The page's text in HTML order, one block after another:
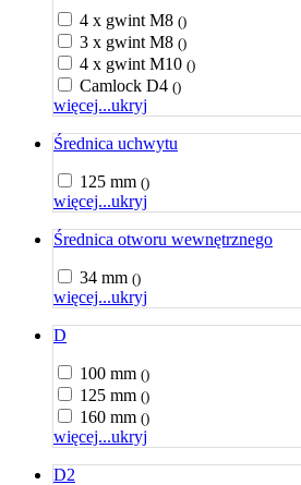
4 x gwint M8 ()
3 x gwint M8 ()
4 x gwint M10 ()
Camlock D4 ()
więcej...ukryj
Średnica uchwytu
125 mm ()
więcej...ukryj
Średnica otworu wewnętrznego
34 mm ()
więcej...ukryj
D
100 mm ()
125 mm ()
160 mm ()
więcej...ukryj
D2